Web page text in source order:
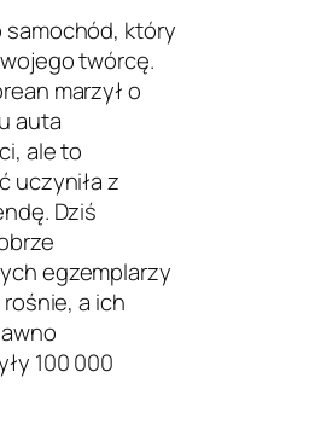
samochód, który
twórcę.
marzył o
auta
ale to
uczyniła z
Dziś
egzemplarzy
a ich
100 000